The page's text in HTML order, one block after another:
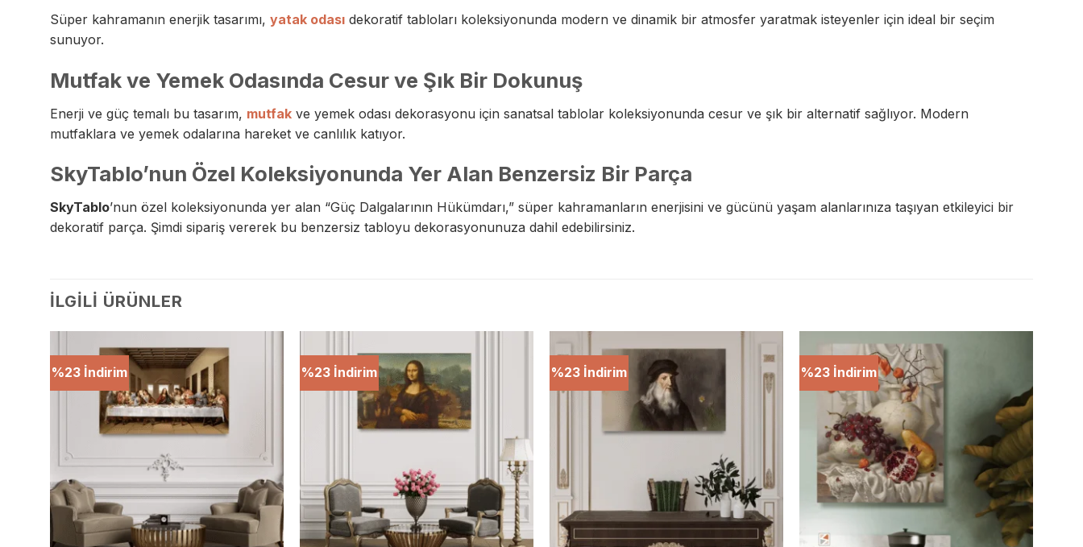
Süper kahramanın enerjik tasarımı, yatak odası dekoratif tabloları koleksiyonunda modern ve dinamik bir atmosfer yaratmak isteyenler için ideal bir seçim
sunuyor.
Mutfak ve Yemek Odasında Cesur ve Şık Bir Dokunuş
Enerji ve güç temalı bu tasarım, mutfak ve yemek odası dekorasyonu için sanatsal tablolar koleksiyonunda cesur ve şık bir alternatif sağlıyor. Modern
mutfaklara ve yemek odalarına hareket ve canlılık katıyor.
SkyTablo’nun Özel Koleksiyonunda Yer Alan Benzersiz Bir Parça
SkyTablo’nun özel koleksiyonunda yer alan “Güç Dalgalarının Hükümdarı,” süper kahramanların enerjisini ve gücünü yaşam alanlarınıza taşıyan etkileyici bir
dekoratif parça. Şimdi sipariş vererek bu benzersiz tabloyu dekorasyonunuza dahil edebilirsiniz.
İLGILI ÜRÜNLER
%23 İndirim %23 İndirim %23 İndirim %23 İndirim